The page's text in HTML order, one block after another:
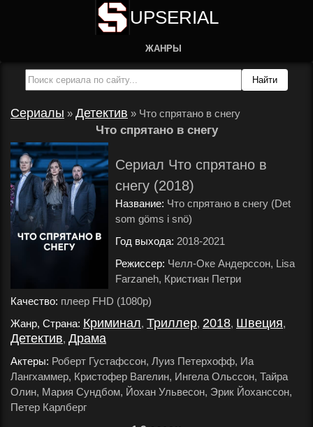
UPSERIAL
ЖАНРЫ
Сериалы » Детектив » Что спрятано в снегу
Что спрятано в снегу
Сериал Что спрятано в
снегу (2018)
Название: Что спрятано в снегу (Det
som göms i snö)
Год выхода: 2018-2021
Режиссер: Челл-Оке Андерссон, Lisa
Farzaneh, Кристиан Петри
Качество: плеер FHD (1080p)
Жанр, Страна: Криминал, Триллер, 2018, Швеция,
Детектив, Драма
Актеры: Роберт Густафссон, Луиз Петерхофф, Иа
Лангхаммер, Кристофер Вагелин, Ингела Ольссон, Тайра
Олин, Мария Сундбом, Йохан Ульвесон, Эрик Йоханссон,
Петер Карлберг.